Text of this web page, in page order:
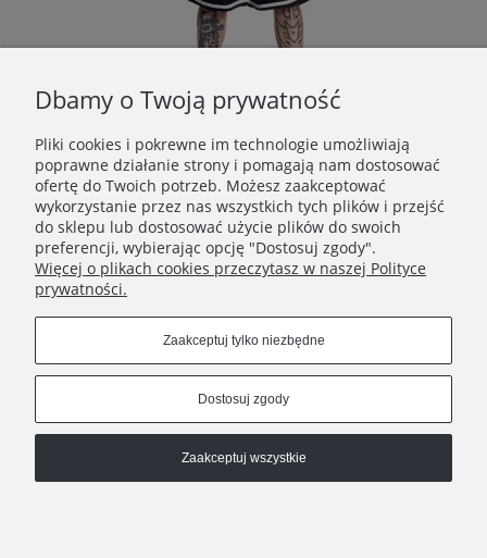
BRAINDEADFAMILIA - OŚMIORNICA SZORTY BASKETBALL CZARNE
159,00 zł
Do koszyka
VULGARUS
INFORMACJE
Dbamy o Twoją prywatność
Pliki cookies i pokrewne im technologie umożliwiają
poprawne działanie strony i pomagają nam dostosować
ofertę do Twoich potrzeb. Możesz zaakceptować
wykorzystanie przez nas wszystkich tych plików i przejść
do sklepu lub dostosować użycie plików do swoich
preferencji, wybierając opcję "Dostosuj zgody".
Więcej o plikach cookies przeczytasz w naszej Polityce
prywatności.
Zaakceptuj tylko niezbędne
Dostosuj zgody
Zaakceptuj wszystkie